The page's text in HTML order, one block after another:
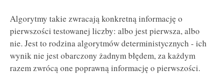
Algorytmy takie zwracają konkretną informację o
pierwszości testowanej liczby: albo jest pierwsza, albo
nie. Jest to rodzina algorytmów deterministycznych - ich
wynik nie jest obarczony żadnym błędem, za każdym
razem zwrócą one poprawną informację o pierwszości.